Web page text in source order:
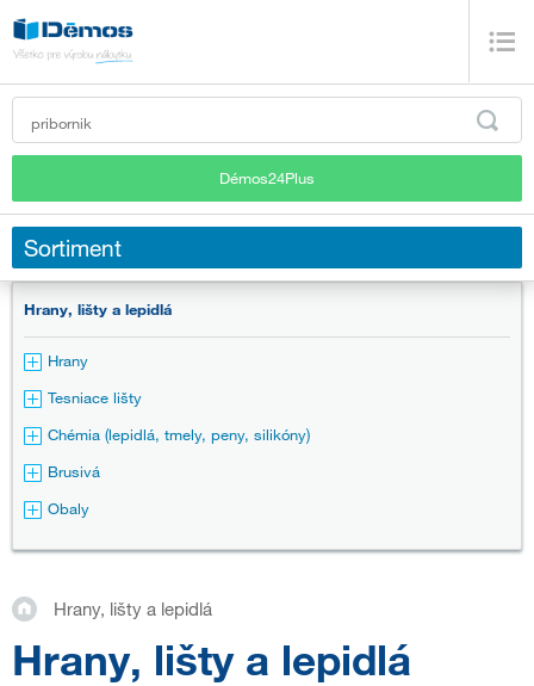
Démos24Plus
Sortiment
Hrany, lišty a lepidlá
Hrany
Tesniace lišty
Chémia (lepidlá, tmely, peny, silikóny)
Brusivá
Obaly
Hrany, lišty a lepidlá
Hrany, lišty a lepidlá